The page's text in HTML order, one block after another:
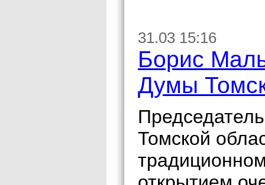
31.03 15:16
Борис
Думы
Томской